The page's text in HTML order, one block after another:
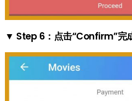
▼ Step 6：点击“Confirm”完